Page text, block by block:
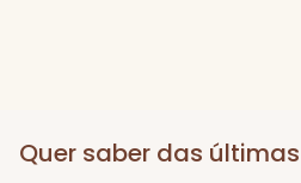
Quer saber das